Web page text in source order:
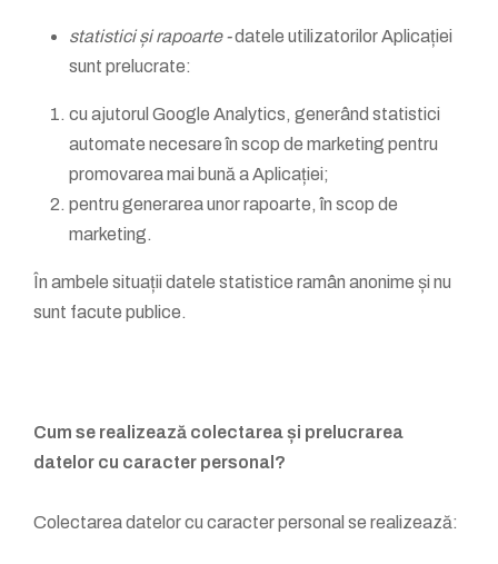
statistici și rapoarte -datele utilizatorilor Aplicației
sunt prelucrate:
cu ajutorul Google Analytics, generând statistici
automate necesare în scop de marketing pentru
promovarea mai bună a Aplicației;
pentru generarea unor rapoarte, în scop de
marketing.
În ambele situații datele statistice ramân anonime și nu
sunt facute publice.
Cum se realizează colectarea și prelucrarea
datelor cu caracter personal?
Colectarea datelor cu caracter personal se realizează: